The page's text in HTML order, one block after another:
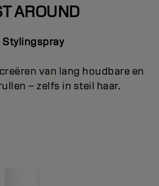
AROUND
Stylingspray
van lang houdbare en
– zelfs in steil haar.